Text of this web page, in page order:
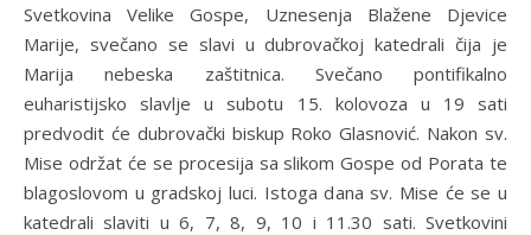
Svetkovina Velike Gospe, Uznesenja Blažene Djevice
Marije, svečano se slavi u dubrovačkoj katedrali čija je
Marija nebeska zaštitnica. Svečano pontifikalno
euharistijsko slavlje u subotu 15. kolovoza u 19 sati
predvodit će dubrovački biskup Roko Glasnović. Nakon sv.
Mise održat će se procesija sa slikom Gospe od Porata te
blagoslovom u gradskoj luci. Istoga dana sv. Mise će se u
katedrali slaviti u 6, 7, 8, 9, 10 i 11.30 sati. Svetkovini